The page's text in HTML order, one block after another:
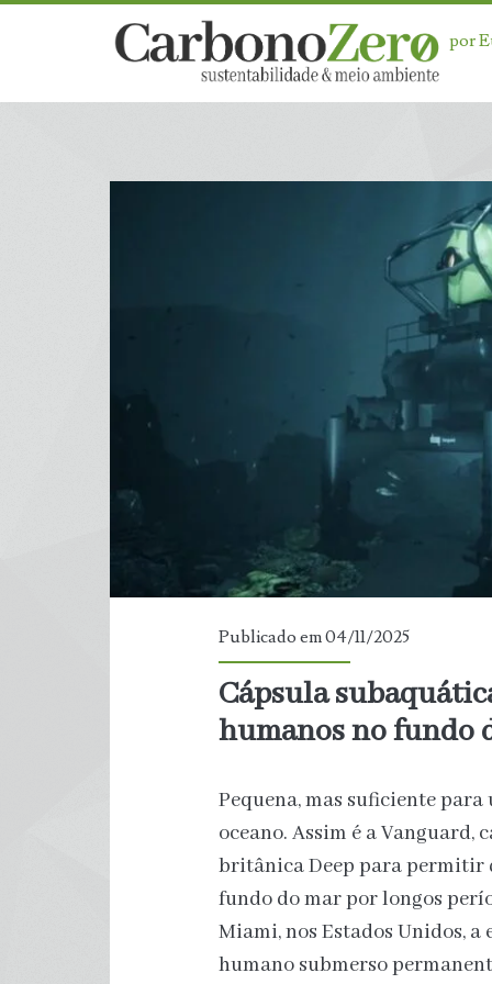
por
2025</span>
Publicado em 04/11/2025
Cápsula
humanos no fundo
Pequena, mas suficiente
oceano. Assim é a
britânica Deep para permitir
fundo do mar por longos
Miami, nos Estados Unidos,
humano submerso